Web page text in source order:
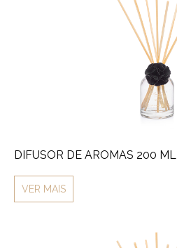
DIFUSOR DE AROMAS 200 ML
VER MAIS